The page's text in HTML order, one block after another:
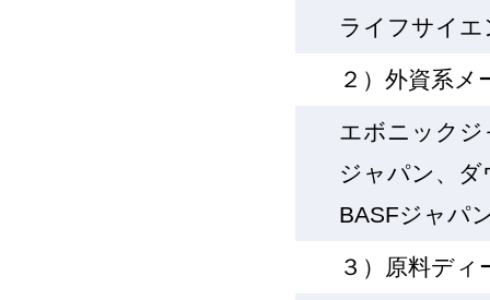
ライフサイ
２）外資系メ
エボニック
ジャパン、ダ
BASFジャパ
３）原料ディ